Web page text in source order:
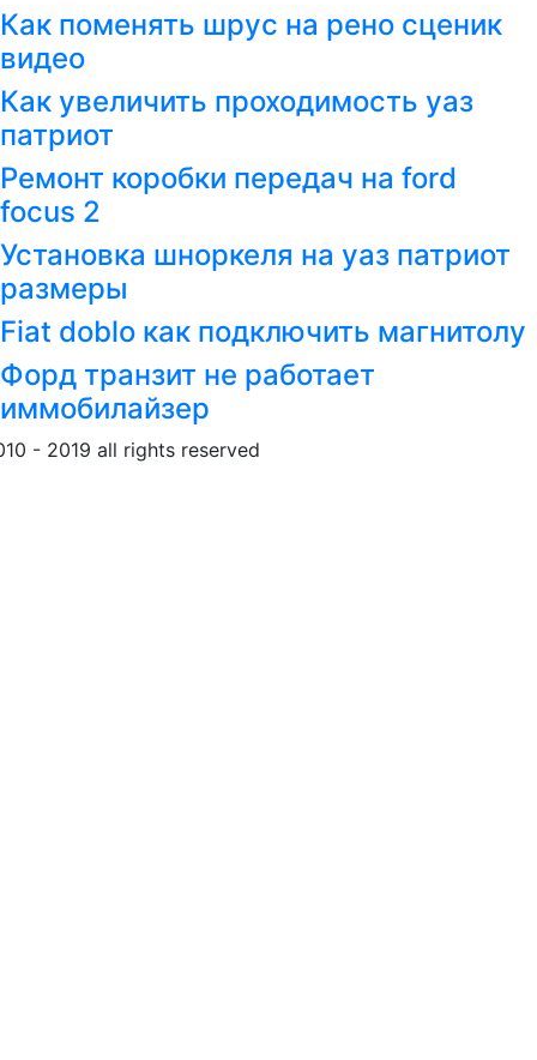
Как поменять шрус на рено сценик
видео
Как увеличить проходимость уаз
патриот
Ремонт коробки передач на ford
focus 2
Установка шноркеля на уаз патриот
размеры
Fiat doblo как подключить магнитолу
Форд транзит не работает
иммобилайзер
- 2019 all rights reserved